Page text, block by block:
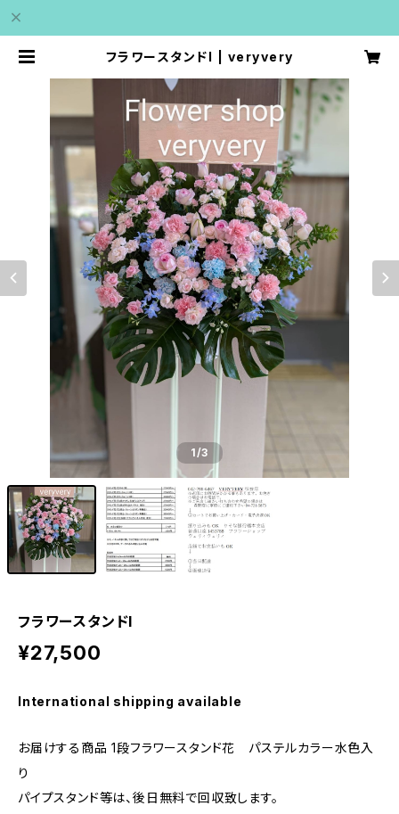
フラワースタンドI | veryvery
1/3
フラワースタンドI
¥27,500
International shipping available
お届けする商品 1段フラワースタンド花 パステルカラー水色入
り
パイプスタンド等は、後日無料で回収致します。